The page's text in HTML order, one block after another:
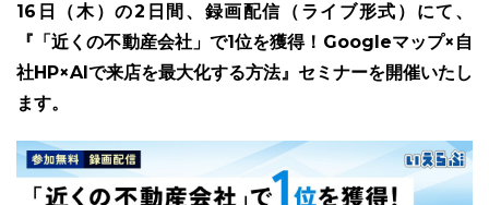
ユーザーインタビュー ホームページ制作実績
16日（木）の2日間、録画配信（ライブ形式）にて、
『「近くの不動産会社」で1位を獲得！Googleマップ×自
社HP×AIで来店を最大化する方法』セミナーを開催いたし
ます。